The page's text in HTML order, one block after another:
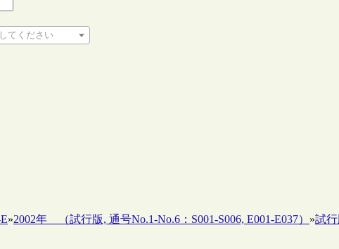
てください
»2002年 （試行版, 通号No.1-No.6：S001-S006, E001-E037） »試